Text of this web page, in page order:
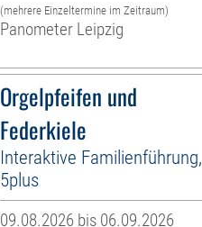
(mehrere Einzeltermine im Zeitraum)
Panometer Leipzig
Orgelpfeifen und
Federkiele
Interaktive Familienführung,
5plus
09.08.2026 bis 06.09.2026